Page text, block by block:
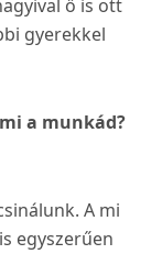
ő is ott
gyerekkel
a munkád?
A mi
egyszerűen